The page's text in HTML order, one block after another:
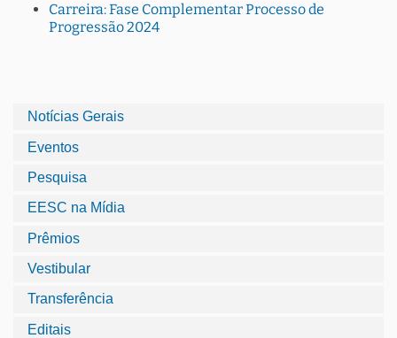
Carreira: Fase Complementar Processo de
Progressão 2024
Notícias Gerais
Eventos
Pesquisa
EESC na Mídia
Prêmios
Vestibular
Transferência
Editais